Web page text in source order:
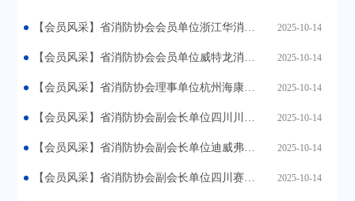
【会员风采】省消防协会会员单位浙江华消科技有限公司亮相2025第二十一届中国国际消防展 2025-10-14
【会员风采】省消防协会会员单位威特龙消防安全集团股份公司亮相2025第二十一届中国国际消防展 2025-10-14
【会员风采】省消防协会理事单位杭州海康威视数字技术股份有限公司亮相2025第二十一届中国国际消防展 2025-10-14
【会员风采】省消防协会副会长单位四川川消消防车辆制造有限公司亮相2025第二十一届中国国际消防展 2025-10-14
【会员风采】省消防协会副会长单位迪威弗智能装备集团有限公司亮相2025第二十一届中国国际消防展 2025-10-14
【会员风采】省消防协会副会长单位四川赛科安全技术有限公司亮相2025第二十一届中国国际消防展 2025-10-14